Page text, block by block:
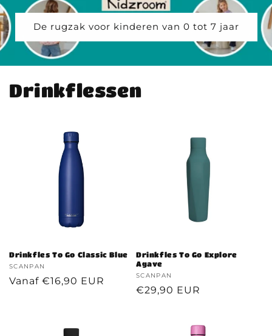
De rugzak voor kinderen van 0 tot 7 jaar
Drinkflessen
Drinkfles To Go Classic Blue
Verkoper:
SCANPAN
Normale
Vanaf €16,90 EUR
Drinkfles To Go Explore
Agave
Verkoper:
SCANPAN
Normale
€29,90 EUR